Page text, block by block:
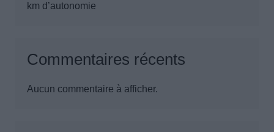
km d’autonomie
Commentaires récents
Aucun commentaire à afficher.